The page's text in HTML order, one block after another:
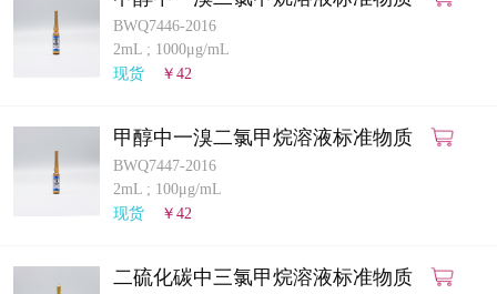
BWQ7446-2016
2mL ; 1000μg/mL
现货
￥42
甲醇中一溴二氯甲烷溶液标准物质
BWQ7447-2016
2mL ; 100μg/mL
现货
￥42
二硫化碳中三氯甲烷溶液标准物质